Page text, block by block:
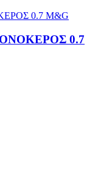
0.7